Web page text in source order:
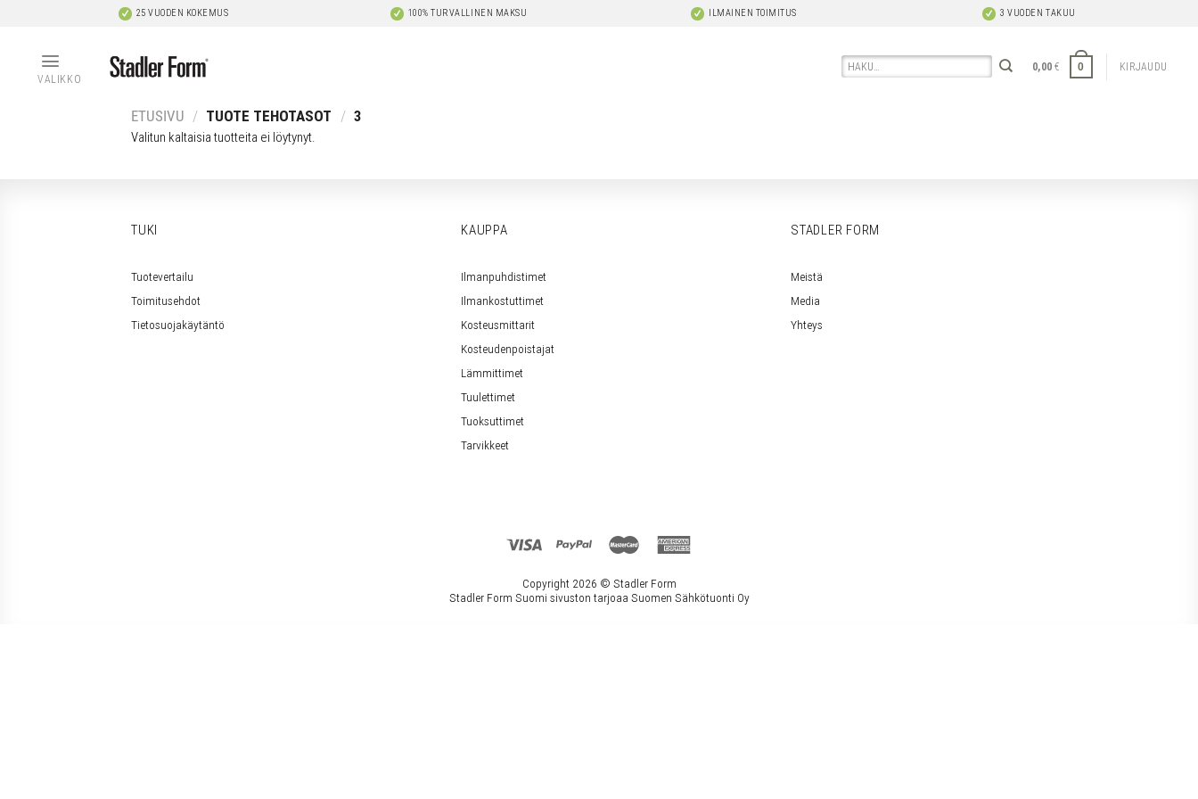
25 VUODEN KOKEMUS 100% TURVALLINEN MAKSU ILMAINEN TOIMITUS 3 VUODEN TAKUU
VALIKKO
Etsi:
0,00€ 0 KIRJAUDU
ETUSIVU / TUOTE TEHOTASOT / 3
Valitun kaltaisia tuotteita ei löytynyt.
TUKI
Tuotevertailu
Toimitusehdot
Tietosuojakäytäntö
KAUPPA
Ilmanpuhdistimet
Ilmankostuttimet
Kosteusmittarit
Kosteudenpoistajat
Lämmittimet
Tuulettimet
Tuoksuttimet
Tarvikkeet
STADLER FORM
Meistä
Media
Yhteys
Copyright 2026 © Stadler Form
Stadler Form Suomi sivuston tarjoaa Suomen Sähkötuonti Oy